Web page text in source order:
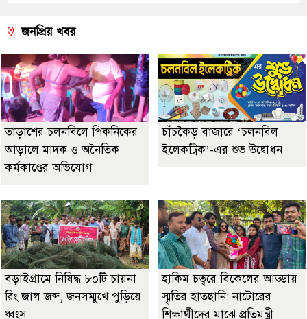
জনপ্রিয় খবর
তাড়াশের চলনবিলে পিকনিকের
আড়ালে মাদক ও অনৈতিক
কর্মকাণ্ডের অভিযোগ
চাঁচকৈড় বাজারে ‘চলনবিল
ইলেকট্রিক’-এর শুভ উদ্বোধন
বড়াইগ্রামে নিষিদ্ধ ৮০টি চায়না
রিং জাল জব্দ, জনসম্মুখে পুড়িয়ে
ধ্বংস
হাকিম চত্বরে বিকেলের আড্ডায়
স্মৃতির হাতছানি: নাটোরের
শিক্ষার্থীদের মাঝে প্রতিমন্ত্রী